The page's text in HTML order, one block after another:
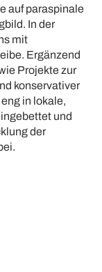
auf paraspinale
In der
mit
Ergänzend
Projekte zur
konservativer
in lokale,
und
der